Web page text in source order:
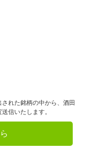
れた銘柄の中から、酒田
信いたします。